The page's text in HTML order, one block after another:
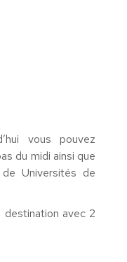
vous pouvez
du midi ainsi que
Universités de
avec 2